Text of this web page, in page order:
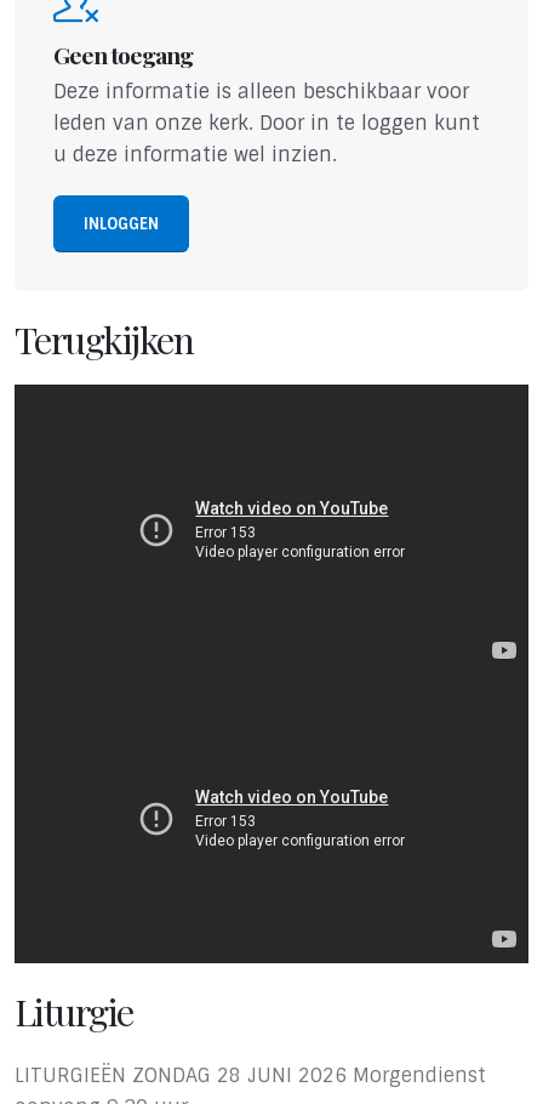
Geen toegang
Deze informatie is alleen beschikbaar voor
leden van onze kerk. Door in te loggen kunt
u deze informatie wel inzien.
INLOGGEN
Terugkijken
Liturgie
LITURGIEËN ZONDAG 28 JUNI 2026 Morgendienst